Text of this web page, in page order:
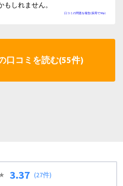
口コミの問題を報告(採用で50p)
しれません。
口コミを読む(55件)
3.37 (27件)